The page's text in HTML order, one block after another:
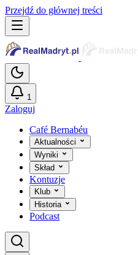
Przejdź do głównej treści
1
Zaloguj
Café Bernabéu
Aktualności
Wyniki
Skład
Kontuzje
Klub
Historia
Podcast